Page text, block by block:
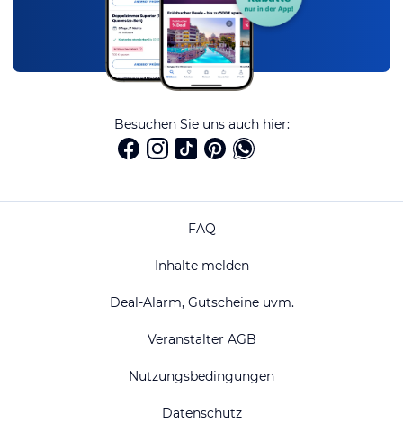
Besuchen Sie uns auch hier:
FAQ
Inhalte melden
Deal-Alarm, Gutscheine uvm.
Veranstalter AGB
Nutzungsbedingungen
Datenschutz